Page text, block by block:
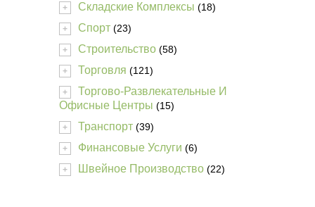
+ Складские Комплексы (18)
+ Спорт (23)
+ Строительство (58)
+ Торговля (121)
+
Торгово-Развлекательные И
Офисные Центры (15)
+ Транспорт (39)
+ Финансовые Услуги (6)
+ Швейное Производство (22)